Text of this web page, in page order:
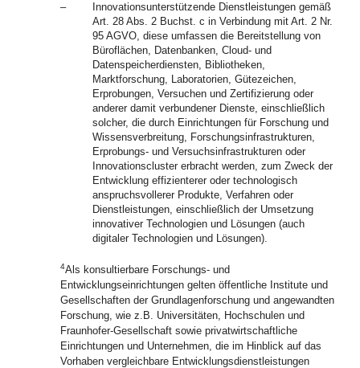
–
Innovationsunterstützende Dienstleistungen gemäß
Art. 28 Abs. 2 Buchst. c in Verbindung mit Art. 2 Nr.
95 AGVO, diese umfassen die Bereitstellung von
Büroflächen, Datenbanken, Cloud- und
Datenspeicherdiensten, Bibliotheken,
Marktforschung, Laboratorien, Gütezeichen,
Erprobungen, Versuchen und Zertifizierung oder
anderer damit verbundener Dienste, einschließlich
solcher, die durch Einrichtungen für Forschung und
Wissensverbreitung, Forschungsinfrastrukturen,
Erprobungs- und Versuchsinfrastrukturen oder
Innovationscluster erbracht werden, zum Zweck der
Entwicklung effizienterer oder technologisch
anspruchsvollerer Produkte, Verfahren oder
Dienstleistungen, einschließlich der Umsetzung
innovativer Technologien und Lösungen (auch
digitaler Technologien und Lösungen).
4Als konsultierbare Forschungs- und
Entwicklungseinrichtungen gelten öffentliche Institute und
Gesellschaften der Grundlagenforschung und angewandten
Forschung, wie z.B. Universitäten, Hochschulen und
Fraunhofer-Gesellschaft sowie privatwirtschaftliche
Einrichtungen und Unternehmen, die im Hinblick auf das
Vorhaben vergleichbare Entwicklungsdienstleistungen